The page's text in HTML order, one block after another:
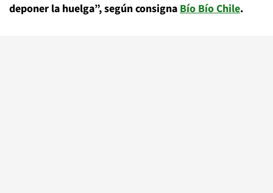
deponer la huelga”, según consignaBío Bío Chile.